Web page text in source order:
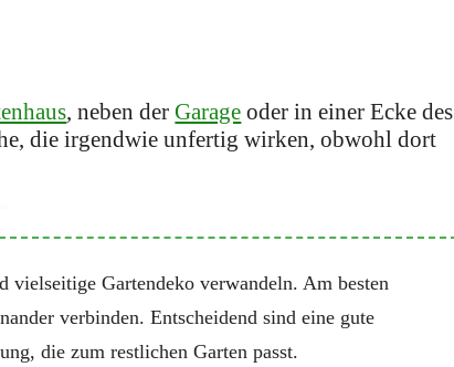
, neben derGarage oder in einer Ecke des
die irgendwie unfertig wirken, obwohl dort
vielseitige Gartendeko verwandeln. Am besten
verbinden. Entscheidend sind eine gute
die zum restlichen Garten passt.